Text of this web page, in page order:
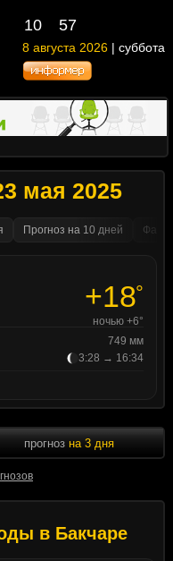
10 57
8 августа 2026 | суббота
мая 2025
Прогноз на 10 дней
+18°
ночью +6°
749 мм
3:28 → 16:34
прогноз на 3 дня
в Бакчаре